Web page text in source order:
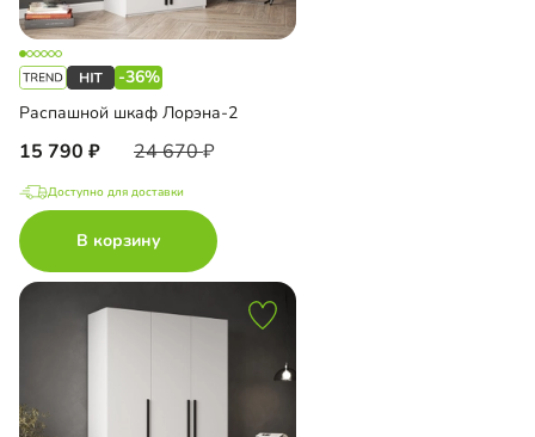
-36%
Распашной шкаф Лорэна-2
15 790 24 670
Доступно для доставки
В корзину